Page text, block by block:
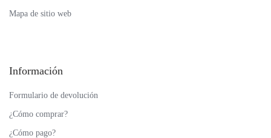
Mapa de sitio web
Información
Formulario de devolución
¿Cómo comprar?
¿Cómo pago?